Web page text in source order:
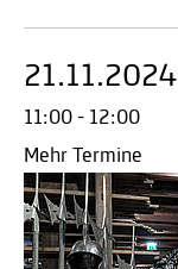
21.11.2024
11:00 - 12:00
Mehr Termine